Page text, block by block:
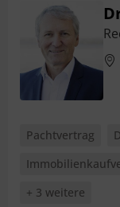
Pachtvertrag
+ 3 weitere